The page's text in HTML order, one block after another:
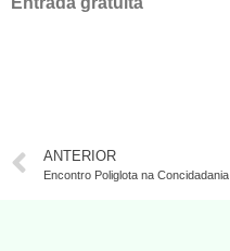
ANTERIOR
Encontro Poliglota na Concidadania